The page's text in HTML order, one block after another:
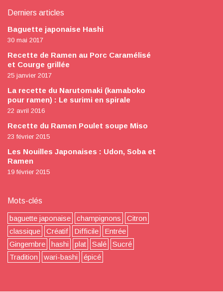
Derniers articles
Baguette japonaise Hashi
30 mai 2017
Recette de Ramen au Porc Caramélisé
et Courge grillée
25 janvier 2017
La recette du Narutomaki (kamaboko
pour ramen) : Le surimi en spirale
22 avril 2016
Recette du Ramen Poulet soupe Miso
23 février 2015
Les Nouilles Japonaises : Udon, Soba et
Ramen
19 février 2015
Mots-clés
baguette japonaise champignons
Citron
classique
Créatif Difficile
Entrée
Gingembre
hashi plat Salé
Sucré
Tradition
wari-bashi épicé